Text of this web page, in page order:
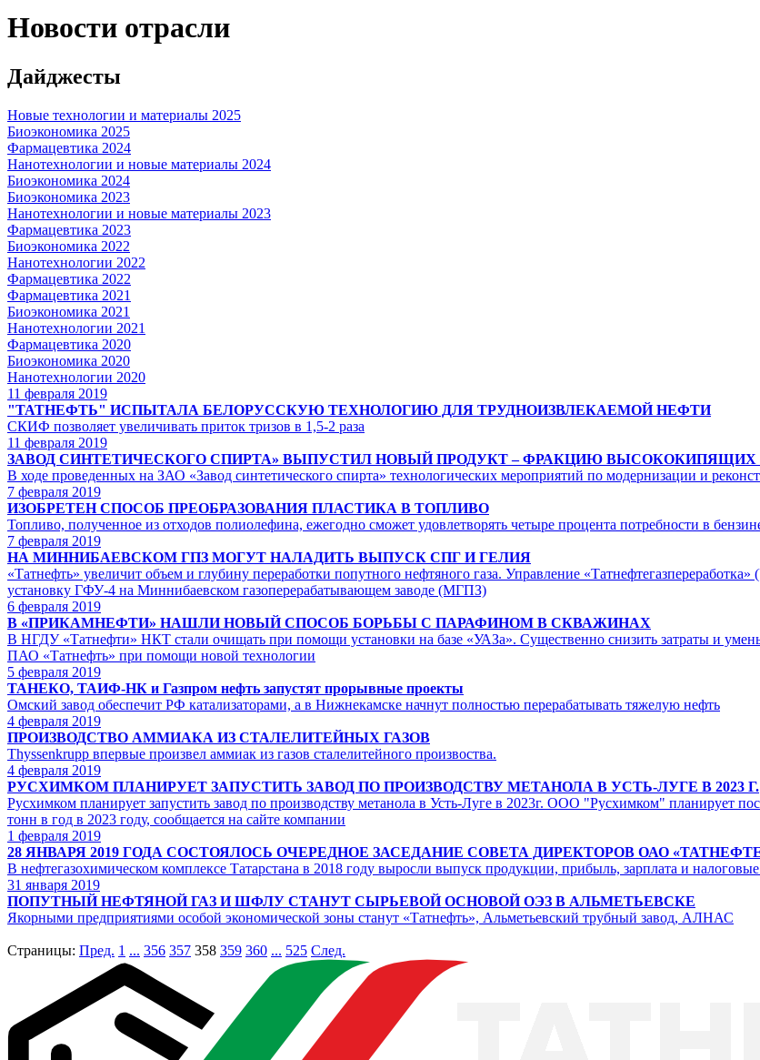
Новости отрасли
Дайджесты
Новые технологии и материалы 2025
Биоэкономика 2025
Фармацевтика 2024
Нанотехнологии и новые материалы 2024
Биоэкономика 2024
Биоэкономика 2023
Нанотехнологии и новые материалы 2023
Фармацевтика 2023
Биоэкономика 2022
Нанотехнологии 2022
Фармацевтика 2022
Фармацевтика 2021
Биоэкономика 2021
Нанотехнологии 2021
Фармацевтика 2020
Биоэкономика 2020
Нанотехнологии 2020
11 февраля 2019
"ТАТНЕФТЬ" ИСПЫТАЛА БЕЛОРУССКУЮ ТЕХНОЛОГИЮ ДЛЯ ТРУДНОИЗВЛЕКАЕМОЙ НЕФТИ
СКИФ позволяет увеличивать приток тризов в 1,5-2 раза
11 февраля 2019
ЗАВОД СИНТЕТИЧЕСКОГО СПИРТА» ВЫПУСТИЛ НОВЫЙ ПРОДУКТ – ФРАКЦИЮ ВЫСОКОКИПЯЩИХ
В ходе проведенных на ЗАО «Завод синтетического спирта» технологических мероприятий по модернизации и
7 февраля 2019
ИЗОБРЕТЕН СПОСОБ ПРЕОБРАЗОВАНИЯ ПЛАСТИКА В ТОПЛИВО
Топливо, полученное из отходов полиолефина, ежегодно сможет удовлетворять четыре процента потребности в
7 февраля 2019
НА МИННИБАЕВСКОМ ГПЗ МОГУТ НАЛАДИТЬ ВЫПУСК СПГ И ГЕЛИЯ
«Татнефть» увеличит объем и глубину переработки попутного нефтяного газа. Управление
установку ГФУ-4 на Миннибаевском газоперерабатывающем заводе (МГПЗ)
6 февраля 2019
В «ПРИКАМНЕФТИ» НАШЛИ НОВЫЙ СПОСОБ БОРЬБЫ С ПАРАФИНОМ В СКВАЖИНАХ
В НГДУ «Татнефти» НКТ стали очищать при помощи установки на базе «УАЗа». Существенно снизить затраты и
ПАО «Татнефть» при помощи новой технологии
5 февраля 2019
ТАНЕКО, ТАИФ-НК и Газпром нефть запустят прорывные проекты
Омский завод обеспечит РФ катализаторами, а в Нижнекамске начнут полностью перерабатывать тяжелую нефть
4 февраля 2019
ПРОИЗВОДСТВО АММИАКА ИЗ СТАЛЕЛИТЕЙНЫХ ГАЗОВ
Thyssenkrupp впервые произвел аммиак из газов сталелитейного произвоства.
4 февраля 2019
РУСХИМКОМ ПЛАНИРУЕТ ЗАПУСТИТЬ ЗАВОД ПО ПРОИЗВОДСТВУ МЕТАНОЛА В УСТЬ-ЛУГЕ В 2023 Г.
Русхимком планирует запустить завод по производству метанола в Усть-Луге в 2023г. ООО "Русхимком" планирует
тонн в год в 2023 году, сообщается на сайте компании
1 февраля 2019
28 ЯНВАРЯ 2019 ГОДА СОСТОЯЛОСЬ ОЧЕРЕДНОЕ ЗАСЕДАНИЕ СОВЕТА ДИРЕКТОРОВ ОАО
В нефтегазохимическом комплексе Татарстана в 2018 году выросли выпуск продукции, прибыль, зарплата и
31 января 2019
ПОПУТНЫЙ НЕФТЯНОЙ ГАЗ И ШФЛУ СТАНУТ СЫРЬЕВОЙ ОСНОВОЙ ОЭЗ В АЛЬМЕТЬЕВСКЕ
Якорными предприятиями особой экономической зоны станут «Татнефть», Альметьевский трубный завод, АЛНАС
Страницы: Пред. 1 ... 356 357 358 359 360 ... 525 След.